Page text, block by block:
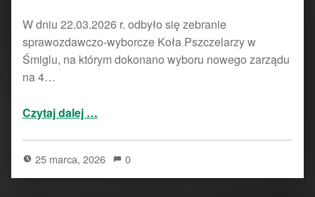
W dniu 22.03.2026 r. odbyło się zebranie
sprawozdawczo-wyborcze Koła Pszczelarzy w
Śmiglu, na którym dokonano wyboru nowego zarządu
na 4…
Czytaj dalej …
25 marca, 2026 0